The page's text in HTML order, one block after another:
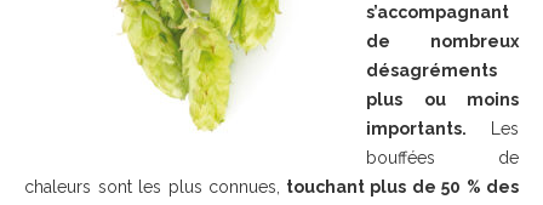
s’accompagnant
de nombreux
désagréments
plus ou moins
importants. Les
bouffées de
chaleurs sont les plus connues,
touchant plus de 50 % des